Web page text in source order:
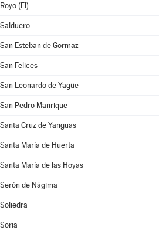
Royo (El)
Salduero
San Esteban de Gormaz
San Felices
San Leonardo de Yagüe
San Pedro Manrique
Santa Cruz de Yanguas
Santa María de Huerta
Santa María de las Hoyas
Serón de Nágima
Soliedra
Soria